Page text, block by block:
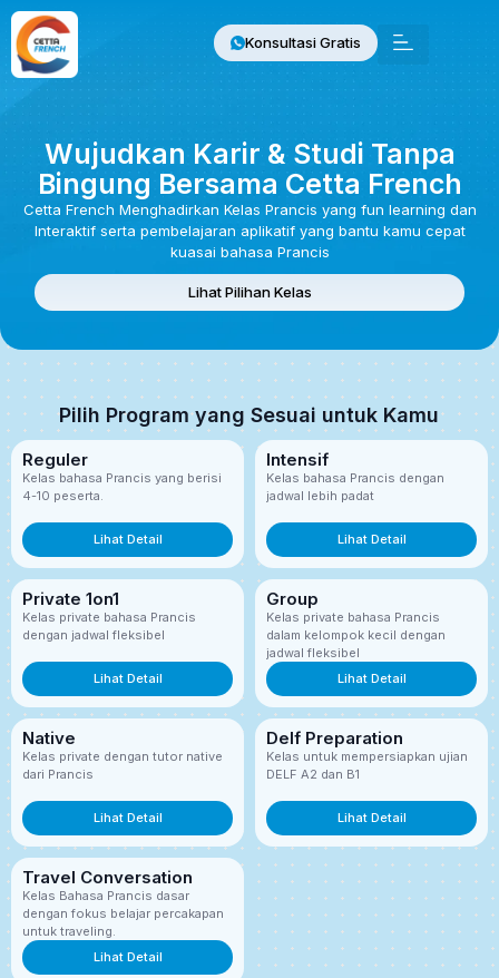
Konsultasi Gratis
Wujudkan Karir & Studi Tanpa
Bingung Bersama Cetta French
Cetta French Menghadirkan Kelas Prancis yang fun learning dan
Interaktif serta pembelajaran aplikatif yang bantu kamu cepat
kuasai bahasa Prancis
Lihat Pilihan Kelas
Pilih Program yang Sesuai untuk Kamu
Reguler
Kelas bahasa Prancis yang berisi
4-10 peserta.
Lihat Detail
Intensif
Kelas bahasa Prancis dengan
jadwal lebih padat
Lihat Detail
Private 1on1
Kelas private bahasa Prancis
dengan jadwal fleksibel
Lihat Detail
Group
Kelas private bahasa Prancis
dalam kelompok kecil dengan
jadwal fleksibel
Lihat Detail
Native
Kelas private dengan tutor native
dari Prancis
Lihat Detail
Delf Preparation
Kelas untuk mempersiapkan ujian
DELF A2 dan B1
Lihat Detail
Travel Conversation
Kelas Bahasa Prancis dasar
dengan fokus belajar percakapan
untuk traveling.
Lihat Detail